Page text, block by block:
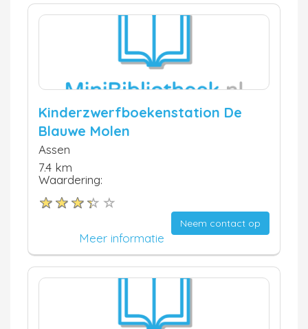
Kinderzwerfboekenstation De
Blauwe Molen
Assen
7.4 km
Waardering:
Neem contact op
Meer informatie